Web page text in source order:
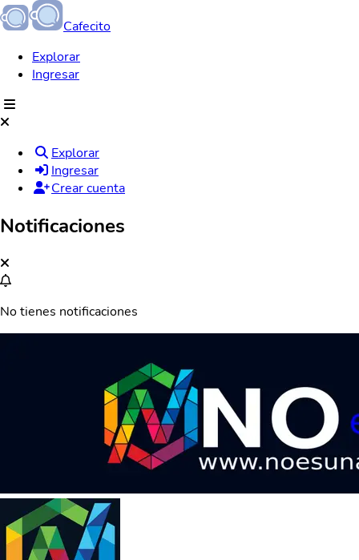
Cafecito
Explorar
Ingresar
Explorar
Ingresar
Crear cuenta
Notificaciones
No tienes notificaciones